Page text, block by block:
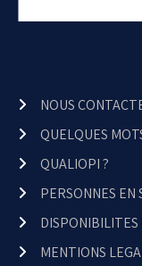
NOUS
QUELQUES
QUALIOPI ?
PERSONNES
MENTIONS